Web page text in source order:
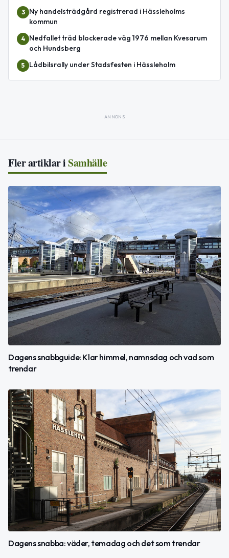
3
Ny handelsträdgård registrerad i Hässleholms
kommun
4
Nedfallet träd blockerade väg 1976 mellan Kvesarum
och Hundsberg
5 Lådbilsrally under Stadsfesten i Hässleholm
ANNONS
Fler artiklar iSamhälle
Dagens snabbguide: Klar himmel, namnsdag och vad som
trendar
Dagens snabba: väder, temadag och det som trendar